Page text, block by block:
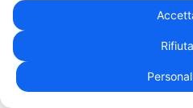
aggiungere un giorno di
media settimanale di tre
di almeno tre punti,
momento di concederti
Rifiuta